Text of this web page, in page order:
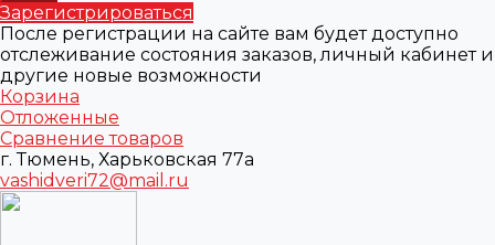
Зарегистрироваться
После регистрации на сайте вам будет доступно
отслеживание состояния заказов, личный кабинет и
другие новые возможности
Корзина
Отложенные
Сравнение товаров
г. Тюмень, Харьковская 77а
vashidveri72@mail.ru